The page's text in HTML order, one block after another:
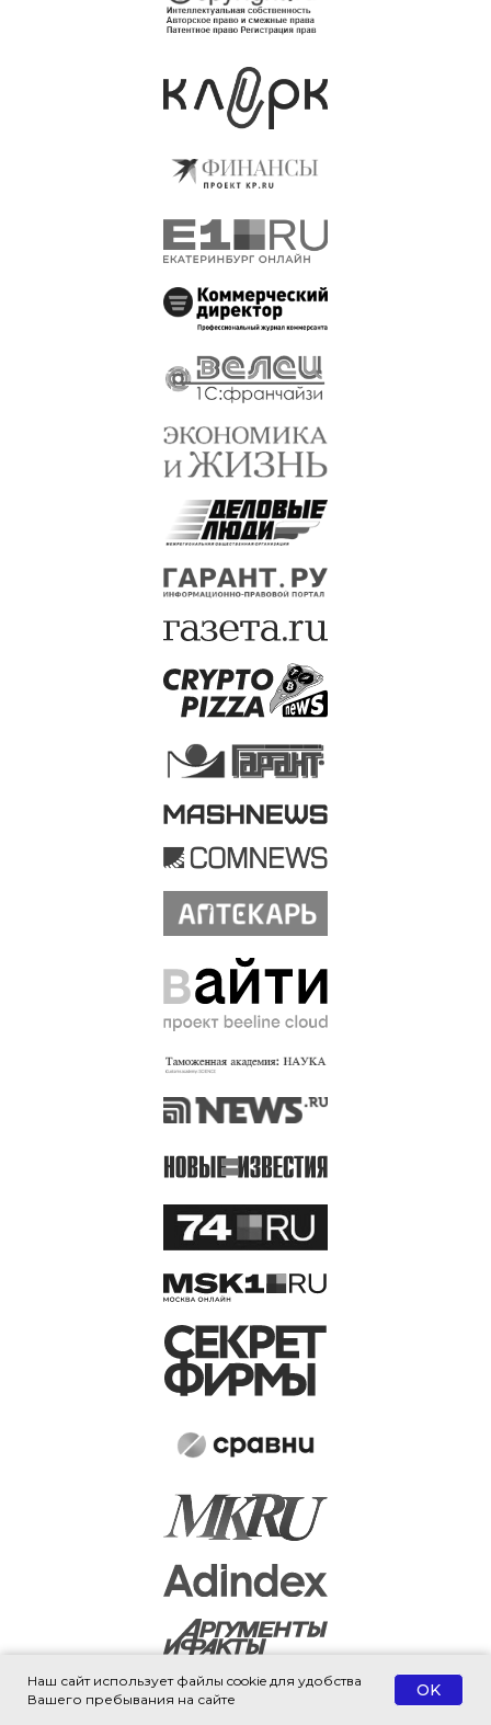
Наш сайт использует файлы cookie для удобства
Вашего пребывания на сайте
OK